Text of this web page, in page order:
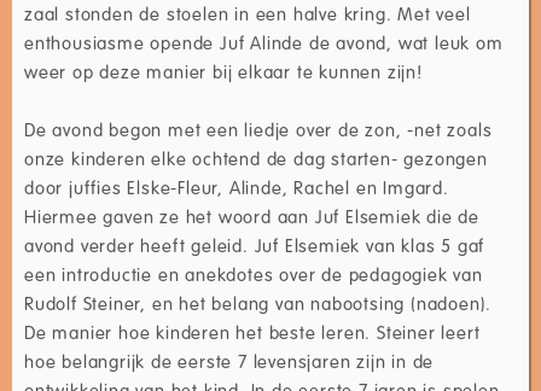
zaal stonden de stoelen in een halve kring. Met veel
enthousiasme opende Juf Alinde de avond, wat leuk om
weer op deze manier bij elkaar te kunnen zijn!
De avond begon met een liedje over de zon, -net zoals
onze kinderen elke ochtend de dag starten- gezongen
door juffies Elske-Fleur, Alinde, Rachel en Imgard.
Hiermee gaven ze het woord aan Juf Elsemiek die de
avond verder heeft geleid. Juf Elsemiek van klas 5 gaf
een introductie en anekdotes over de pedagogiek van
Rudolf Steiner, en het belang van nabootsing (nadoen).
De manier hoe kinderen het beste leren. Steiner leert
hoe belangrijk de eerste 7 levensjaren zijn in de